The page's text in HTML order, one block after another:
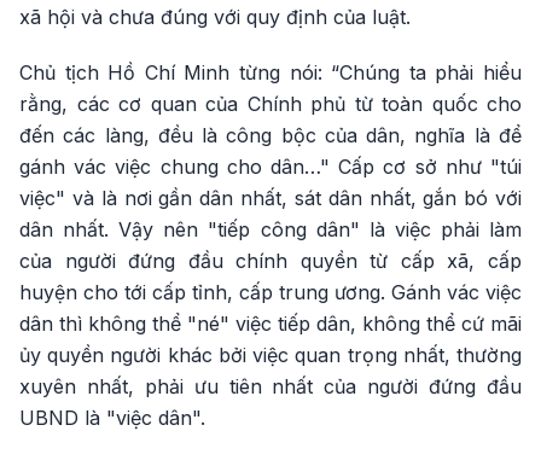
xã hội và chưa đúng với quy định của luật.
Chủ tịch Hồ Chí Minh từng nói: “Chúng ta phải hiểu
rằng, các cơ quan của Chính phủ từ toàn quốc cho
đến các làng, đều là công bộc của dân, nghĩa là để
gánh vác việc chung cho dân…" Cấp cơ sở như "túi
việc" và là nơi gần dân nhất, sát dân nhất, gắn bó với
dân nhất. Vậy nên "tiếp công dân" là việc phải làm
của người đứng đầu chính quyền từ cấp xã, cấp
huyện cho tới cấp tỉnh, cấp trung ương. Gánh vác việc
dân thì không thể "né" việc tiếp dân, không thể cứ mãi
ủy quyền người khác bởi việc quan trọng nhất, thường
xuyên nhất, phải ưu tiên nhất của người đứng đầu
UBND là "việc dân".